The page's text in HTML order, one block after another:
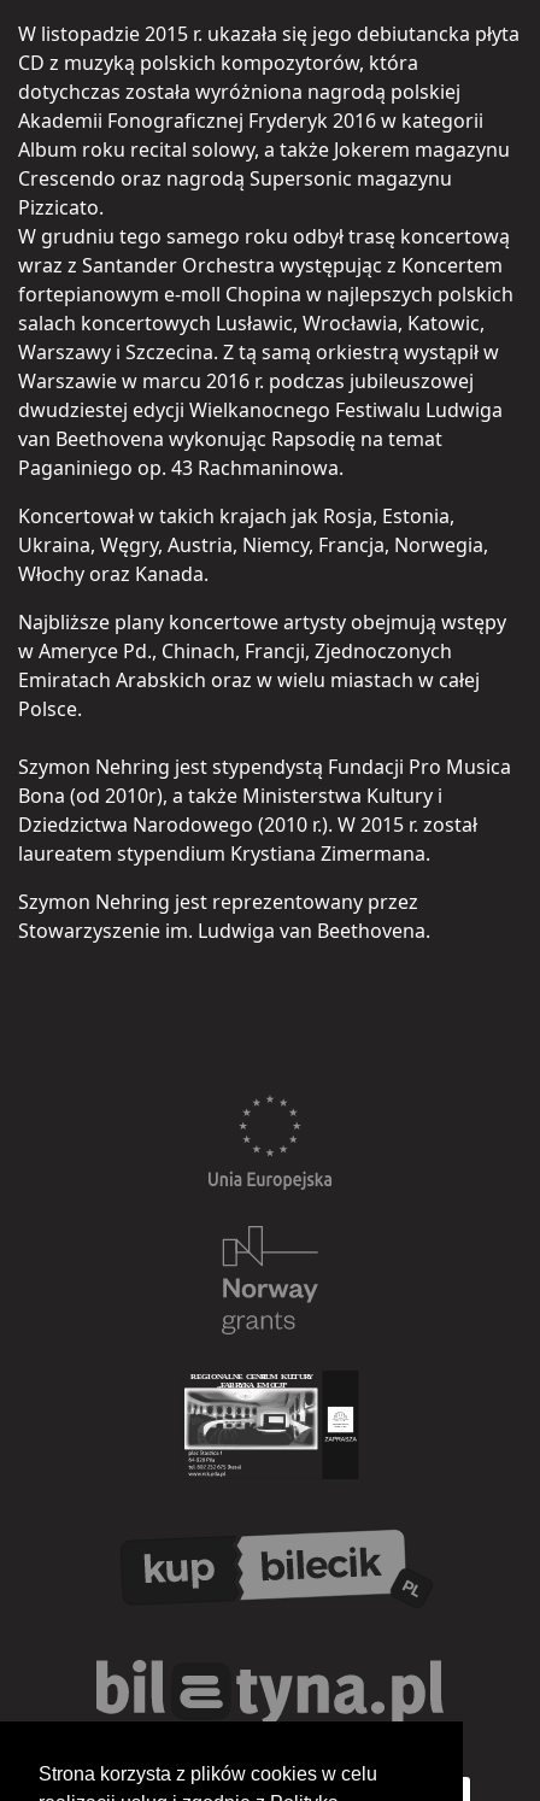
Strona korzysta z plików cookies w celu
W listopadzie 2015 r. ukazała się jego debiutancka płyta
CD z muzyką polskich kompozytorów, która
dotychczas została wyróżniona nagrodą polskiej
Akademii Fonograficznej Fryderyk 2016 w kategorii
Album roku recital solowy, a także Jokerem magazynu
Crescendo oraz nagrodą Supersonic magazynu
Pizzicato.
W grudniu tego samego roku odbył trasę koncertową
wraz z Santander Orchestra występując z Koncertem
fortepianowym e-moll Chopina w najlepszych polskich
salach koncertowych Lusławic, Wrocławia, Katowic,
Warszawy i Szczecina. Z tą samą orkiestrą wystąpił w
Warszawie w marcu 2016 r. podczas jubileuszowej
dwudziestej edycji Wielkanocnego Festiwalu Ludwiga
van Beethovena wykonując Rapsodię na temat
Paganiniego op. 43 Rachmaninowa.
Koncertował w takich krajach jak Rosja, Estonia,
Ukraina, Węgry, Austria, Niemcy, Francja, Norwegia,
Włochy oraz Kanada.
Najbliższe plany koncertowe artysty obejmują wstępy
w Ameryce Pd., Chinach, Francji, Zjednoczonych
Emiratach Arabskich oraz w wielu miastach w całej
Polsce.
Szymon Nehring jest stypendystą Fundacji Pro Musica
Bona (od 2010r), a także Ministerstwa Kultury i
Dziedzictwa Narodowego (2010 r.). W 2015 r. został
laureatem stypendium Krystiana Zimermana.
Szymon Nehring jest reprezentowany przez
Stowarzyszenie im. Ludwiga van Beethovena.